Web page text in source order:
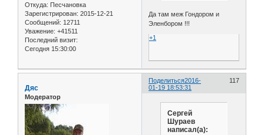
Откуда: Песчановка
Зарегистрирован: 2015-12-21
Сообщений: 12711
Уважение: +41511
Последний визит:
Сегодня 15:30:00
Да там меж Гондором и
Эленбором !!!
+1
Поделиться 117
2016-
01-19 18:53:31
Дяс
Модератор
Сергей
Шураев
написал(а):